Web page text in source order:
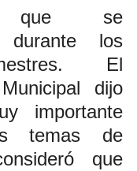
que se
durante los
El
dijo
importante
temas de
que